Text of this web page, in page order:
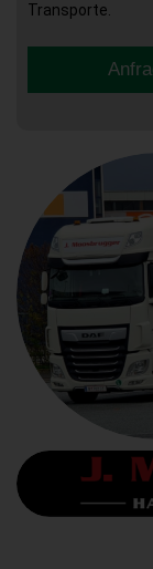
Transporte.